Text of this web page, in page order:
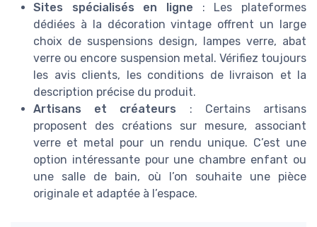
Sites spécialisés en ligne : Les plateformes
dédiées à la décoration vintage offrent un large
choix de suspensions design, lampes verre, abat
verre ou encore suspension metal. Vérifiez toujours
les avis clients, les conditions de livraison et la
description précise du produit.
Artisans et créateurs : Certains artisans
proposent des créations sur mesure, associant
verre et metal pour un rendu unique. C’est une
option intéressante pour une chambre enfant ou
une salle de bain, où l’on souhaite une pièce
originale et adaptée à l’espace.